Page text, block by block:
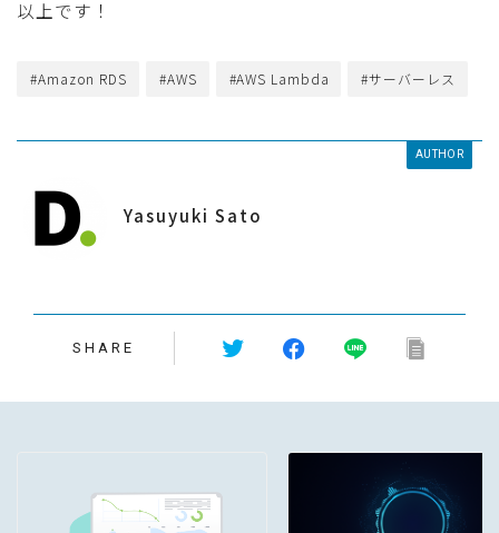
以上です！
#Amazon RDS #AWS #AWS Lambda #サーバーレス
AUTHOR
Yasuyuki Sato
SHARE